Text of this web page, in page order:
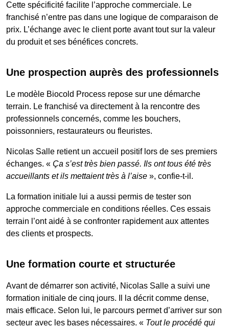
Cette spécificité facilite l’approche commerciale. Le
franchisé n’entre pas dans une logique de comparaison de
prix. L’échange avec le client porte avant tout sur la valeur
du produit et ses bénéfices concrets.
Une prospection auprès des professionnels
Le modèle Biocold Process repose sur une démarche
terrain. Le franchisé va directement à la rencontre des
professionnels concernés, comme les bouchers,
poissonniers, restaurateurs ou fleuristes.
Nicolas Salle retient un accueil positif lors de ses premiers
échanges. « Ça s’est très bien passé. Ils ont tous été très
accueillants et ils mettaient très à l’aise », confie-t-il.
La formation initiale lui a aussi permis de tester son
approche commerciale en conditions réelles. Ces essais
terrain l’ont aidé à se confronter rapidement aux attentes
des clients et prospects.
Une formation courte et structurée
Avant de démarrer son activité, Nicolas Salle a suivi une
formation initiale de cinq jours. Il la décrit comme dense,
mais efficace. Selon lui, le parcours permet d’arriver sur son
secteur avec les bases nécessaires. « Tout le procédé qui